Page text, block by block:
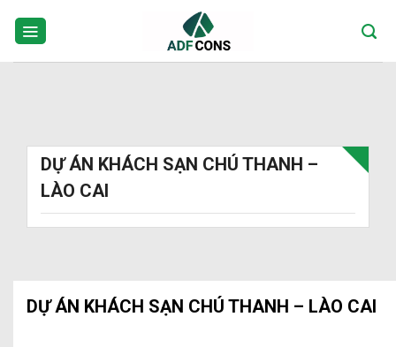
DỰ ÁN KHÁCH SẠN CHÚ THANH –
LÀO CAI
DỰ ÁN KHÁCH SẠN CHÚ THANH – LÀO CAI